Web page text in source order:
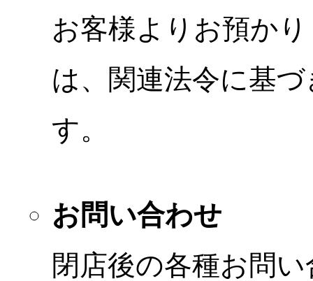
お客様よりお預か
は、関連法令に基
す。
お問い合わせ
閉店後の各種お問